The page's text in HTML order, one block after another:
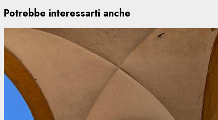
Potrebbe interessarti anche